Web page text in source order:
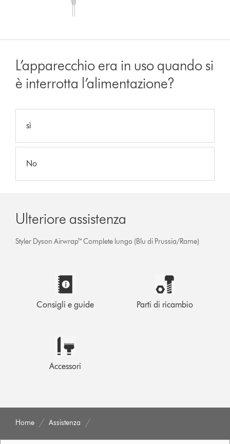
L’apparecchio era in uso quando si
è interrotta l’alimentazione?
sì
No
Ulteriore assistenza
Styler Dyson Airwrap™ Complete lungo (Blu di Prussia/Rame)
Consigli e guide Parti di ricambio
Accessori
Home Assistenza